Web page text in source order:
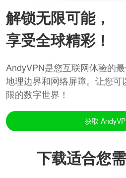
解锁无限可能，
享受全球精彩！
AndyVPN是您互联网体验的
地理边界和网络屏障。让您
限的数字世界！
获取
下载适合您